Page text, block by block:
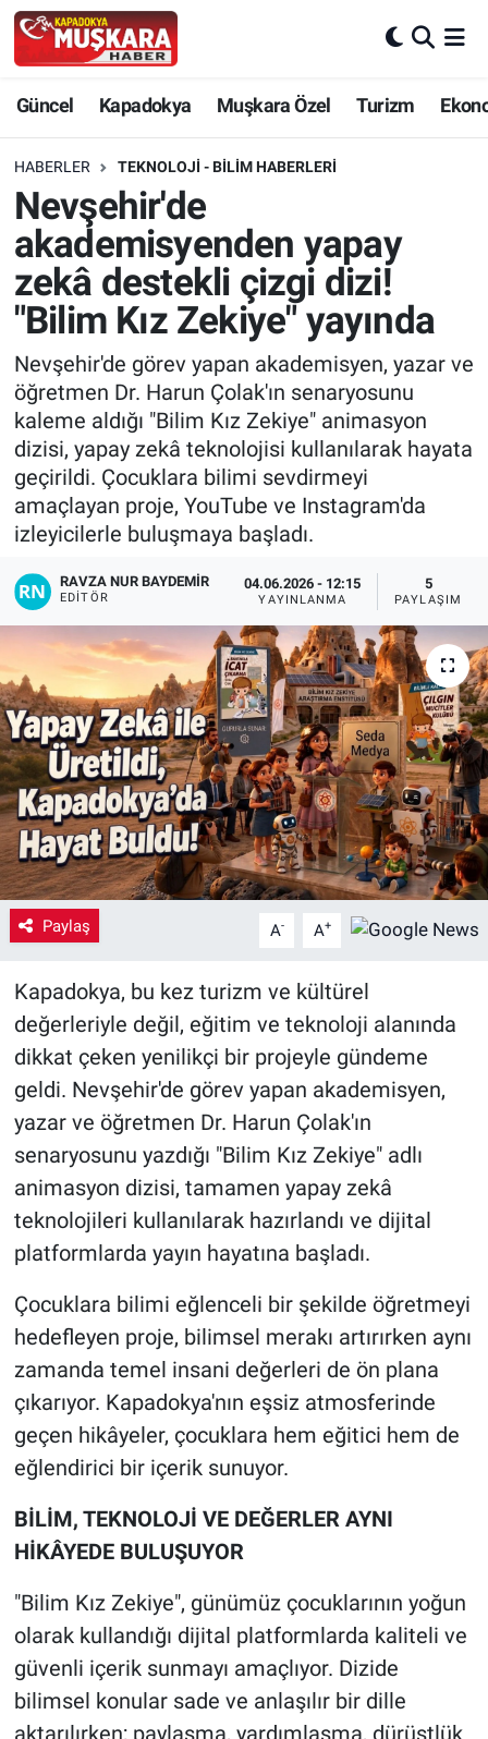
Güncel Kapadokya Muşkara Özel Turizm
HABERLER TEKNOLOJI - BILIM HABERLERI
Nevşehir'de
akademisyenden yapay
zekâ destekli çizgi dizi!
"Bilim Kız Zekiye" yayında
Nevşehir'de görev yapan akademisyen, yazar ve
öğretmen Dr. Harun Çolak'ın senaryosunu
kaleme aldığı "Bilim Kız Zekiye" animasyon
dizisi, yapay zekâ teknolojisi kullanılarak hayata
geçirildi. Çocuklara bilimi sevdirmeyi
amaçlayan proje, YouTube ve Instagram'da
izleyicilerle buluşmaya başladı.
RAVZA NUR BAYDEMIR
EDITÖR
04.06.2026 - 12:15
YAYINLANMA
5
PAYLAŞIM
Paylaş A- A+
Kapadokya, bu kez turizm ve kültürel
değerleriyle değil, eğitim ve teknoloji alanında
dikkat çeken yenilikçi bir projeyle gündeme
geldi. Nevşehir'de görev yapan akademisyen,
yazar ve öğretmen Dr. Harun Çolak'ın
senaryosunu yazdığı "Bilim Kız Zekiye" adlı
animasyon dizisi, tamamen yapay zekâ
teknolojileri kullanılarak hazırlandı ve dijital
platformlarda yayın hayatına başladı.
Çocuklara bilimi eğlenceli bir şekilde öğretmeyi
hedefleyen proje, bilimsel merakı artırırken aynı
zamanda temel insani değerleri de ön plana
çıkarıyor. Kapadokya'nın eşsiz atmosferinde
geçen hikâyeler, çocuklara hem eğitici hem de
eğlendirici bir içerik sunuyor.
BİLİM, TEKNOLOJİ VE DEĞERLER AYNI
HİKÂYEDE BULUŞUYOR
"Bilim Kız Zekiye", günümüz çocuklarının yoğun
olarak kullandığı dijital platformlarda kaliteli ve
güvenli içerik sunmayı amaçlıyor. Dizide
bilimsel konular sade ve anlaşılır bir dille
aktarılırken; paylaşma, yardımlaşma, dürüstlük
Güncel
SEÇİM
Muşkara Özel
Ekonomi
Kapadokya
Turizm
Kültür - Sanat
Yaşam
VEFATLAR
Nevşehir Hava Durumu
Nevşehir Trafik Yoğunluk Haritası
Süper Lig Puan Durumu ve Fikstür
Tüm Manşetler
Son Dakika Haberleri
Haber Arşivi